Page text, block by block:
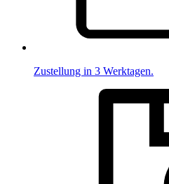
Zustellung in 3 Werktagen.